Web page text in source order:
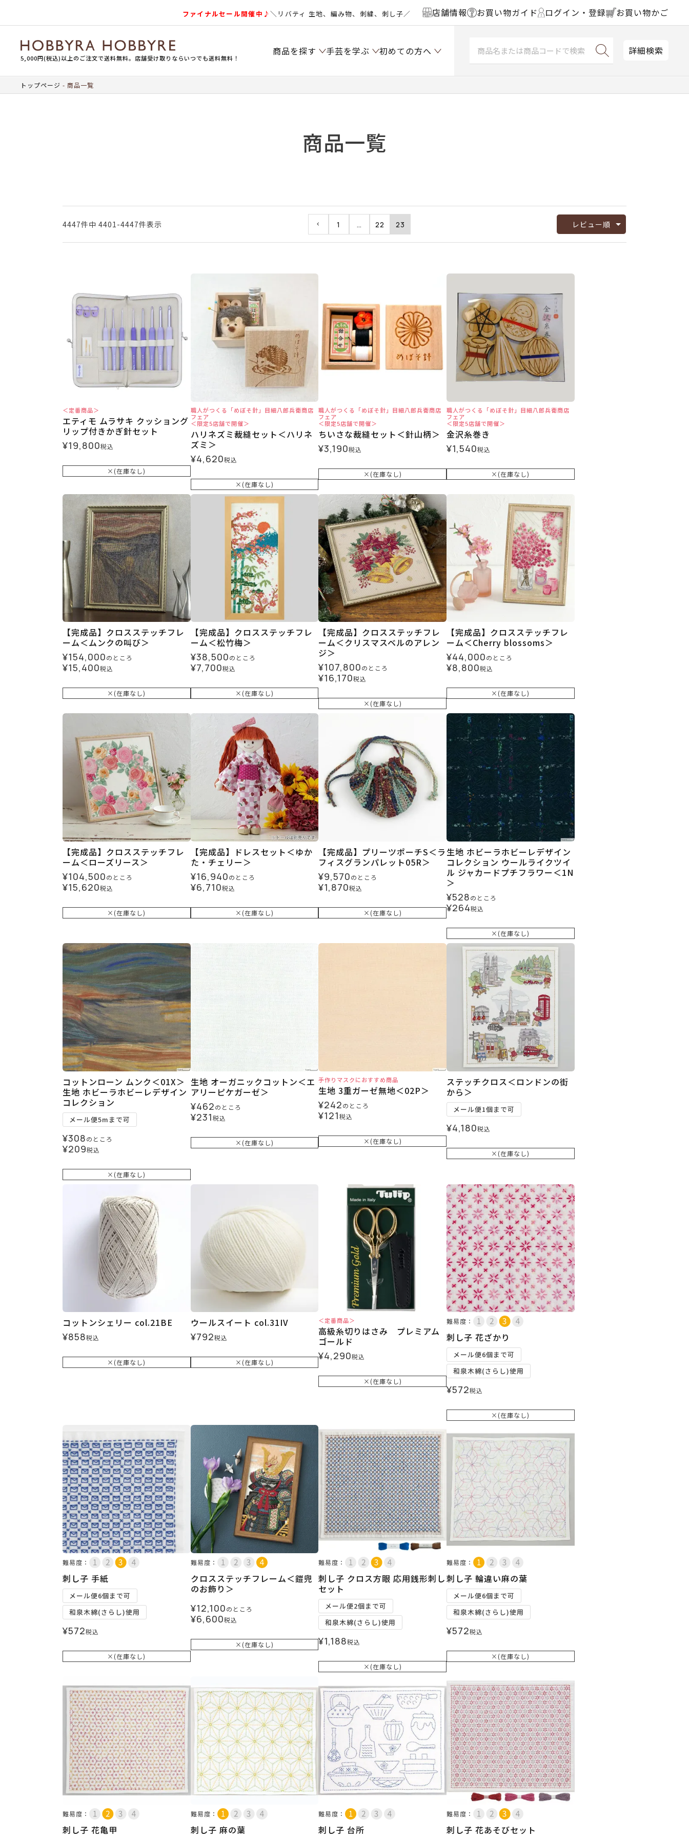
ファイナルセール開催中♪＼リバティ 生地、編み物、刺繍、刺し子／ 店舗情報 お買い物ガイド ログイン・登録 お買い物かご
5,000円(税込)以上のご注文で送料無料。店舗受け取りならいつでも送料無料！
商品を探す 手芸を学ぶ 初めての方へ 詳細検索
トップページ 商品一覧
商品一覧
レビュー順
4447件中 4401 -4447件表示 1 … 22 23
＜定番商品＞
エティモ ムラサキ クッショング
リップ付きかぎ針セット
¥19,800税込
×(在庫なし)
職人がつくる「めぼそ針」目細八郎兵衛商店
フェア
＜限定5店舗で開催＞
ハリネズミ裁縫セット＜ハリネ
ズミ＞
¥4,620税込
×(在庫なし)
職人がつくる「めぼそ針」目細八郎兵衛商店
フェア
＜限定5店舗で開催＞
ちいさな裁縫セット＜針山柄＞
¥3,190税込
×(在庫なし)
職人がつくる「めぼそ針」目細八郎兵衛商店
フェア
＜限定5店舗で開催＞
金沢糸巻き
¥1,540税込
×(在庫なし)
【完成品】クロスステッチフレ
ーム＜ムンクの叫び＞
¥154,000のところ
¥15,400税込
×(在庫なし)
【完成品】クロスステッチフレ
ーム＜松竹梅＞
¥38,500のところ
¥7,700税込
×(在庫なし)
【完成品】クロスステッチフレ
ーム＜クリスマスベルのアレン
ジ＞
¥107,800のところ
¥16,170税込
×(在庫なし)
【完成品】クロスステッチフレ
ーム＜Cherry blossoms＞
¥44,000のところ
¥8,800税込
×(在庫なし)
【完成品】クロスステッチフレ
ーム＜ローズリース＞
¥104,500のところ
¥15,620税込
×(在庫なし)
【完成品】ドレスセット＜ゆか
た・チェリー＞
¥16,940のところ
¥6,710税込
×(在庫なし)
【完成品】プリーツポーチS＜ラ
フィスグランパレット05R＞
¥9,570のところ
¥1,870税込
×(在庫なし)
生地 ホビーラホビーレデザイン
コレクション ウールライクツイ
ル ジャカードプチフラワー＜1N
＞
¥528のところ
¥264税込
×(在庫なし)
コットンローン ムンク＜01X＞
生地 ホビーラホビーレデザイン
コレクション
メール便5mまで可
¥308のところ
¥209税込
×(在庫なし)
生地 オーガニックコットン＜エ
アリーピケガーゼ＞
¥462のところ
¥231税込
×(在庫なし)
手作りマスクにおすすめ商品
生地 3重ガーゼ無地＜02P＞
¥242のところ
¥121税込
×(在庫なし)
ステッチクロス＜ロンドンの街
から＞
メール便1個まで可
¥4,180税込
×(在庫なし)
コットンシェリー col.21BE
¥858税込
×(在庫なし)
ウールスイート col.31IV
¥792税込
×(在庫なし)
＜定番商品＞
高級糸切りはさみ プレミアム
ゴールド
¥4,290税込
×(在庫なし)
難易度：
刺し子 花ざかり
メール便6個まで可
和泉木綿(さらし)使用
¥572税込
×(在庫なし)
難易度：
刺し子 手紙
メール便6個まで可
和泉木綿(さらし)使用
¥572税込
×(在庫なし)
難易度：
クロスステッチフレーム＜鎧兜
のお飾り＞
¥12,100のところ
¥6,600税込
×(在庫なし)
難易度：
刺し子 クロス方眼 応用銭形刺し
セット
メール便2個まで可
和泉木綿(さらし)使用
¥1,188税込
×(在庫なし)
難易度：
刺し子 輪違い麻の葉
メール便6個まで可
和泉木綿(さらし)使用
¥572税込
×(在庫なし)
難易度：
刺し子 花亀甲
難易度：
刺し子 麻の葉
難易度：
刺し子 台所
難易度：
刺し子 花あそびセット